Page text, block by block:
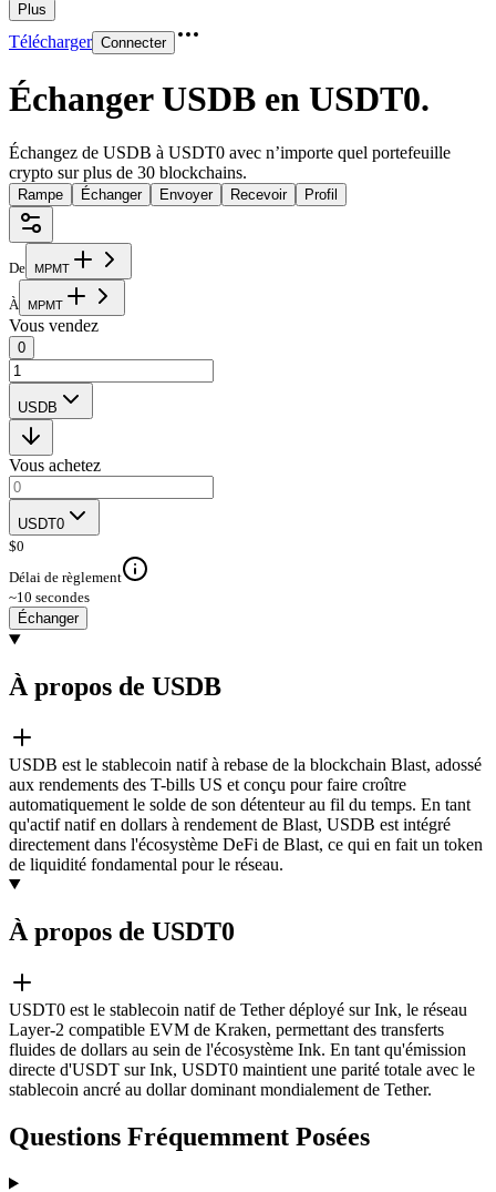
Plus
Télécharger Connecter
Échanger USDB en USDT0.
Échangez de USDB à USDT0 avec n’importe quel portefeuille
crypto sur plus de 30 blockchains.
Rampe Échanger Envoyer Recevoir Profil
De MPMT
À MPMT
Vous vendez
0
USDB
Vous achetez
USDT0
$0
Délai de règlement
~10 secondes
Échanger
À propos de USDB
USDB est le stablecoin natif à rebase de la blockchain Blast, adossé
aux rendements des T-bills US et conçu pour faire croître
automatiquement le solde de son détenteur au fil du temps. En tant
qu'actif natif en dollars à rendement de Blast, USDB est intégré
directement dans l'écosystème DeFi de Blast, ce qui en fait un token
de liquidité fondamental pour le réseau.
À propos de USDT0
USDT0 est le stablecoin natif de Tether déployé sur Ink, le réseau
Layer-2 compatible EVM de Kraken, permettant des transferts
fluides de dollars au sein de l'écosystème Ink. En tant qu'émission
directe d'USDT sur Ink, USDT0 maintient une parité totale avec le
stablecoin ancré au dollar dominant mondialement de Tether.
Questions Fréquemment Posées